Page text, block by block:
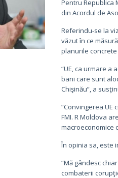
Pentru Republica
din Acordul de
Referindu-se la
văzut în ce
planurile
“UE, ca urmare a
bani care sunt
Chişinău”, a
“Convingerea
FMI. R Moldova
macroeconomice
În opinia sa, este
“Mă gândesc
combaterii